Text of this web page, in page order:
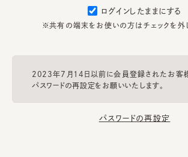
ログインしたままにする
※共有の端末をお使いの方はチェックを外
2023年7月14日以前に会員登録されたお客
パスワードの再設定をお願いいたします。
パスワードの再設定